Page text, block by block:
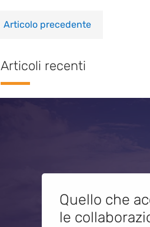
Articolo precedente
Articoli recenti
Quello che
le